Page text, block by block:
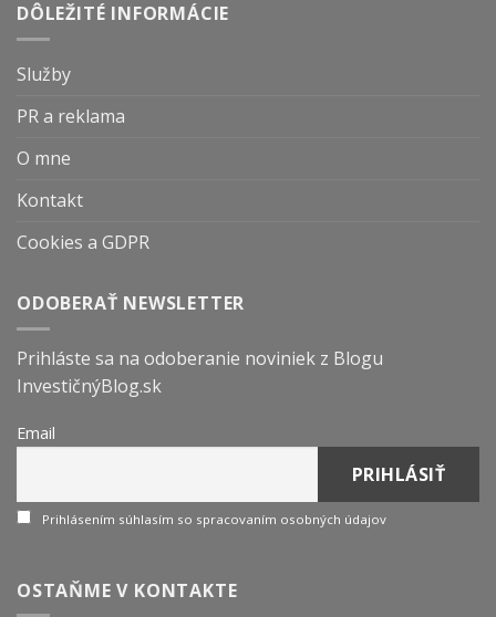
DÔLEŽITÉ INFORMÁCIE
Služby
PR a reklama
O mne
Kontakt
Cookies a GDPR
ODOBERAŤ NEWSLETTER
Prihláste sa na odoberanie noviniek z Blogu
InvestičnýBlog.sk
Email
Prihlásením súhlasím so spracovaním osobných údajov
OSTAŇME V KONTAKTE